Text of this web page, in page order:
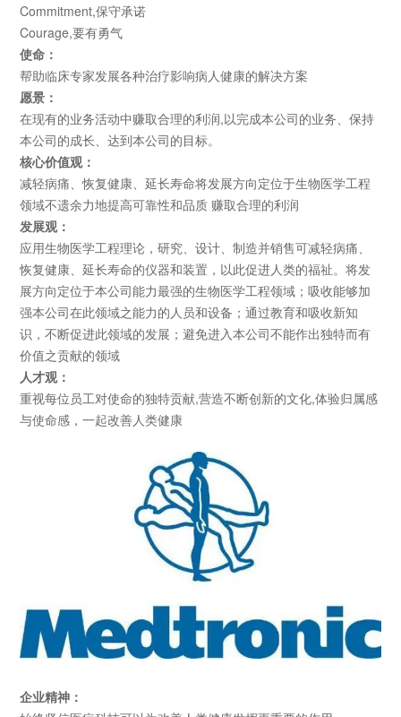
Commitment,保守承诺
Courage,要有勇气
使命：
帮助临床专家发展各种治疗影响病人健康的解决方案
愿景：
在现有的业务活动中赚取合理的利润,以完成本公司的业务、保持
本公司的成长、达到本公司的目标。
核心价值观：
减轻病痛、恢复健康、延长寿命将发展方向定位于生物医学工程
领域不遗余力地提高可靠性和品质 赚取合理的利润
发展观：
应用生物医学工程理论，研究、设计、制造并销售可减轻病痛、
恢复健康、延长寿命的仪器和装置，以此促进人类的福祉。将发
展方向定位于本公司能力最强的生物医学工程领域；吸收能够加
强本公司在此领域之能力的人员和设备；通过教育和吸收新知
识，不断促进此领域的发展；避免进入本公司不能作出独特而有
价值之贡献的领域
人才观：
重视每位员工对使命的独特贡献,营造不断创新的文化,体验归属感
与使命感，一起改善人类健康
企业精神：